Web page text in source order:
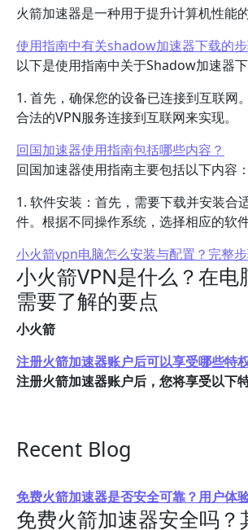
火箭加速器是一种用于提升计算机性能
使用指南中有关shadow加速器下载的
以下是使用指南中关于Shadow加速器下
1. 首先，确保您的设备已连接到互联网
合法的VPN服务连接到互联网来实现。
回国加速器使用指南包括哪些内容？
回国加速器使用指南主要包括以下内容：
1. 软件安装：首先，需要下载并安装合
件。根据不同操作系统，选择相应的软
小火箭vpn电脑怎么安装与配置？完整
小火箭VPN是什么？在电
需要了解的要点
小火箭
注册火箭加速器账户后可以享受哪些特
注册火箭加速器账户后，您将享受以下
Recent Blog
免费火箭加速器是否安全可靠？用户体
免费火箭加速器安全吗？